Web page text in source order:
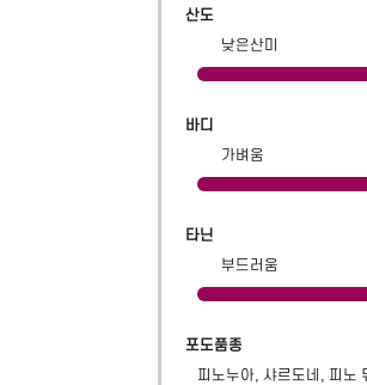
산도
낮은산미
바디
가벼움
타닌
부드러움
포도품종
피노누아, 샤르도네, 피노